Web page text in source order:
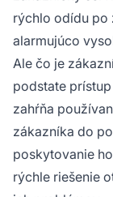
rýchlo odídu po
alarmujúco
Ale čo je
podstate
zahŕňa
zákazníka do
poskytovanie
rýchle riešenie